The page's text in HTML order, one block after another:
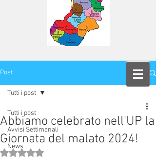
Post
Tutti i post
Avvisi Settimanali
News
Tutti i post
Abbiamo celebrato nell'UP la
Giornata del malato 2024!
Valutazione NaN stelle su 5.